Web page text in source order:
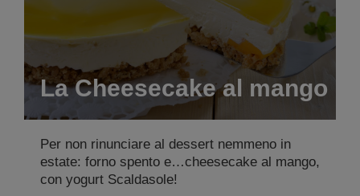
La Cheesecake al mango
Per non rinunciare al dessert nemmeno in
estate: forno spento e…cheesecake al mango,
con yogurt Scaldasole!